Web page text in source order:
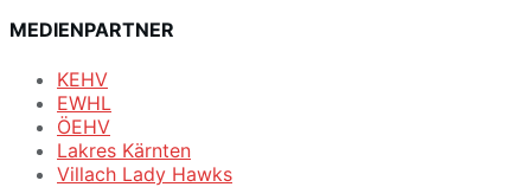
MEDIENPARTNER
KEHV
EWHL
ÖEHV
Lakres Kärnten
Villach Lady Hawks